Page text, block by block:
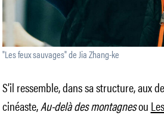
"Les feux sauvages" de Jia Zhang-ke
S’il ressemble, dans sa structure, aux
cinéaste,Au-delà des montagnesou